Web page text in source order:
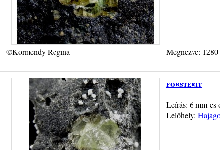
©Körmendy Regina Megnézve:
forsterit
Leírás: 6 mm-es
Lelőhely: